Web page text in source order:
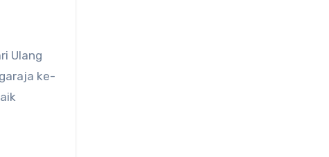
Ulang
ke-